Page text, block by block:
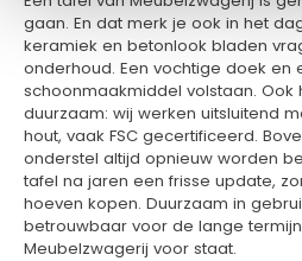
gaan. En dat merk je ook in het
keramiek en betonlook bladen
onderhoud. Een vochtige doek en
schoonmaakmiddel volstaan. Ook
duurzaam: wij werken uitsluitend
hout, vaak FSC gecertificeerd.
onderstel altijd opnieuw worden
tafel na jaren een frisse update,
hoeven kopen. Duurzaam in
betrouwbaar voor de lange
Meubelzwagerij voor staat.